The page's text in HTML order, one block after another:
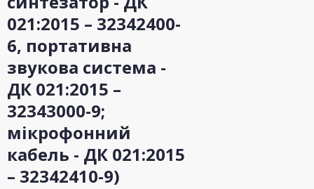
021:2015 – 32342400-
6, портативна
звукова система -
ДК 021:2015 –
32343000-9;
мікрофонний
кабель - ДК 021:2015
– 32342410-9)